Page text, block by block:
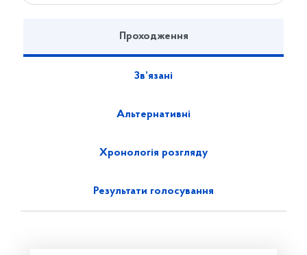
Проходження
Зв’язані
Альтернативні
Хронологія розгляду
Результати голосування